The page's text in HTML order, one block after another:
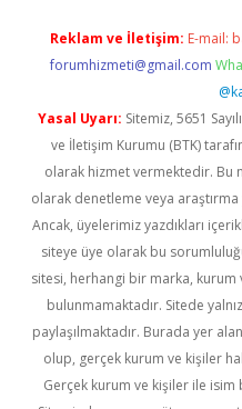
Reklam ve İletişim: E-mail:
forumhizmeti@gmail.com
Yasal Uyarı: Sitemiz, 5651
ve İletişim Kurumu (BTK)
olarak hizmet vermektedir. Bu
olarak denetleme veya
Ancak, üyelerimiz yazdıkları
siteye üye olarak bu
sitesi, herhangi bir marka, kurum
bulunmamaktadır. Sitede
paylaşılmaktadır. Burada yer
olup, gerçek kurum ve kişiler
Gerçek kurum ve kişiler ile